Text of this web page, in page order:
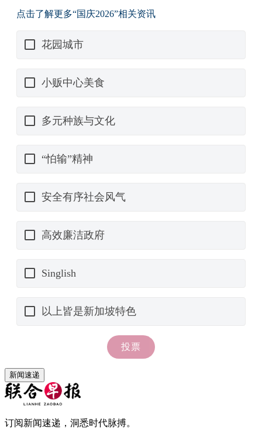
新闻速递
订阅新闻速递，洞悉时代脉搏。